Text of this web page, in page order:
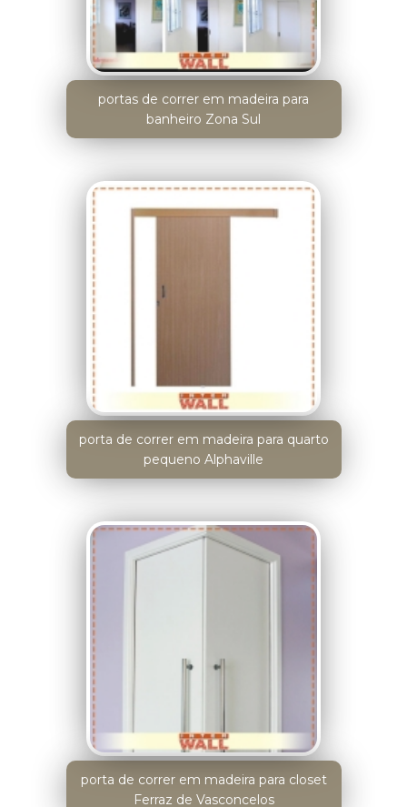
portas de correr em madeira para
banheiro Zona Sul
porta de correr em madeira para quarto
pequeno Alphaville
porta de correr em madeira para closet
Ferraz de Vasconcelos